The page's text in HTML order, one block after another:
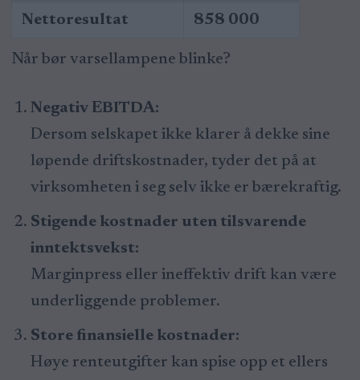
Nettoresultat 858 000
Når bør varsellampene blinke?
Negativ EBITDA:
Dersom selskapet ikke klarer å dekke sine
løpende driftskostnader, tyder det på at
virksomheten i seg selv ikke er bærekraftig.
Stigende kostnader uten tilsvarende
inntektsvekst:
Marginpress eller ineffektiv drift kan være
underliggende problemer.
Store finansielle kostnader:
Høye renteutgifter kan spise opp et ellers